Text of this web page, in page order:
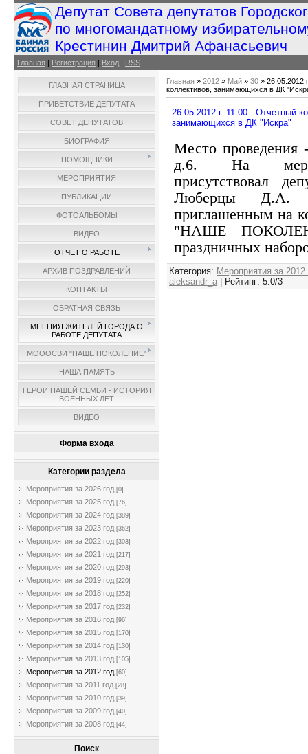
Депутат Совета депутатов
по многомандатному
Крестинин Дмитрий Афанасьевич
Главная | Регистрация | Вход | RSS
ГЛАВНАЯ СТРАНИЦА
ПРИВЕТСТВИЕ ДЕПУТАТА
СОВЕТ ДЕПУТАТОВ
БИОГРАФИЯ
ПОМОЩНИКИ
МЕРОПРИЯТИЯ
ПУБЛИКАЦИИ
ФОТОАЛЬБОМЫ
ВИДЕО
ОТЧЕТ О РАБОТЕ
АРХИВ ПОЗДРАВЛЕНИЙ
КОНТАКТЫ
ОБРАТНАЯ СВЯЗЬ
МНЕНИЯ ЖИТЕЛЕЙ ГОРОДА О
РАБОТЕ ДЕПУТАТА
МОООСВИ "НАШЕ ПОКОЛЕНИЕ"
НАША ПАМЯТЬ
ГЕРОИ НАШЕЙ СЕМЬИ - ИСТОРИЯ
ВОЕННЫХ ЛЕТ
ВИДЕО
Форма входа
Категории раздела
Мероприятия за 2026 год [0]
Мероприятия за 2025 год [76]
Мероприятия за 2024 год [389]
Мероприятия за 2023 год [362]
Мероприятия за 2022 год [303]
Мероприятия за 2021 год [217]
Мероприятия за 2020 год [293]
Мероприятия за 2019 год [220]
Мероприятия за 2018 год [252]
Мероприятия за 2017 год [232]
Мероприятия за 2016 год [96]
Мероприятия за 2015 год [170]
Мероприятия за 2014 год [130]
Мероприятия за 2013 год [105]
Мероприятия за 2012 год [60]
Мероприятия за 2011 год [28]
Мероприятия за 2010 год [39]
Мероприятия за 2009 год [40]
Мероприятия за 2008 год [44]
Поиск
Главная » 2012 » Май » 30 » 26.05.2012
коллективов, занимающихся в ДК
26.05.2012 г. 11-00 - Отчетный
занимающихся в ДК "Искра"
Место
д.6. На
присутствовал
Люберцы Д.А.
приглашенным на
"НАШЕ
праздничных
Категория: Мероприятия за 2012
aleksandr_a | Рейтинг: 5.0/3